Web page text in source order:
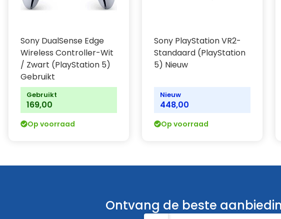
Sony DualSense Edge
Wireless Controller-Wit
/ Zwart (PlayStation 5)
Gebruikt
Gebruikt
169,00
Op voorraad
Sony PlayStation VR2-
Standaard (PlayStation
5) Nieuw
Nieuw
448,00
Op voorraad
Ontvang de beste